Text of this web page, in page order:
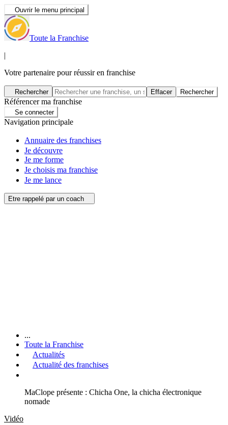
Ouvrir le menu principal
Toute la Franchise
|
Votre partenaire pour réussir en franchise
Rechercher Effacer Rechercher
Référencer ma franchise
Se connecter
Navigation principale
Annuaire des franchises
Je découvre
Je me forme
Je choisis ma franchise
Je me lance
Etre rappelé par un coach
...
Toute la Franchise
Actualités
Actualité des franchises
MaClope présente : Chicha One, la chicha électronique
nomade
Vidéo